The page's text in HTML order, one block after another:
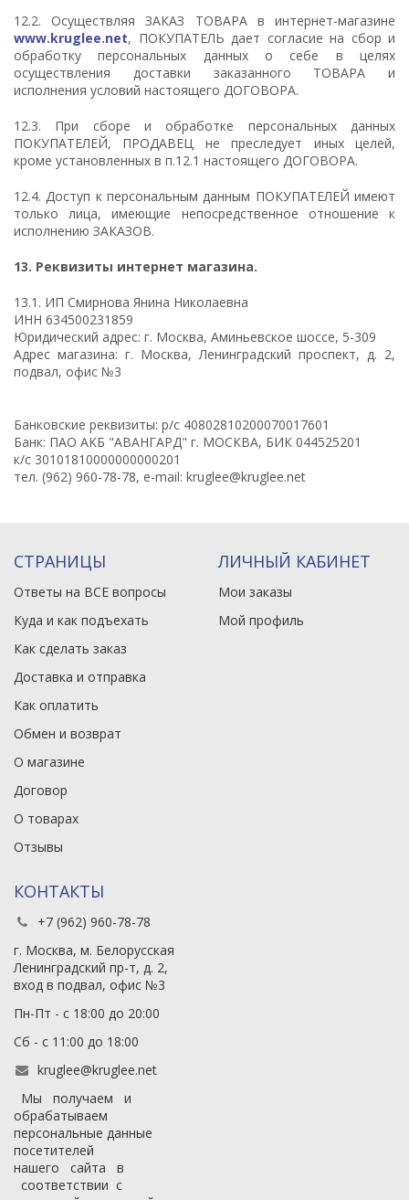
12.2. Осуществляя ЗАКАЗ ТОВАРА в интернет-магазине
www.kruglee.net, ПОКУПАТЕЛЬ дает согласие на сбор и
обработку персональных данных о себе в целях
осуществления доставки заказанного ТОВАРА и
исполнения условий настоящего ДОГОВОРА.
12.3. При сборе и обработке персональных данных
ПОКУПАТЕЛЕЙ, ПРОДАВЕЦ не преследует иных целей,
кроме установленных в п.12.1 настоящего ДОГОВОРА.
12.4. Доступ к персональным данным ПОКУПАТЕЛЕЙ имеют
только лица, имеющие непосредственное отношение к
исполнению ЗАКАЗОВ.
13. Реквизиты интернет магазина.
13.1. ИП Смирнова Янина Николаевна
ИНН 634500231859
Юридический адрес: г. Москва, Аминьевское шоссе, 5-309
Адрес магазина: г. Москва, Ленинградский проспект, д. 2,
подвал, офис №3
Банковские реквизиты: р/с 40802810200070017601
Банк: ПАО АКБ "АВАНГАРД" г. МОСКВА, БИК 044525201
к/с 30101810000000000201
тел. (962) 960-78-78, e-mail: kruglee@kruglee.net
СТРАНИЦЫ
Ответы на ВСЕ вопросы
Куда и как подъехать
Как сделать заказ
Доставка и отправка
Как оплатить
Обмен и возврат
О магазине
Договор
О товарах
Отзывы
ЛИЧНЫЙ КАБИНЕТ
Мои заказы
Мой профиль
КОНТАКТЫ
+7 (962) 960-78-78
г. Москва, м. Белорусская
Ленинградский пр-т, д. 2,
вход в подвал, офис №3
Пн-Пт - с 18:00 до 20:00
Сб - с 11:00 до 18:00
kruglee@kruglee.net
Мы получаем и
обрабатываем
персональные данные
посетителей
нашего сайта в
соответствии с